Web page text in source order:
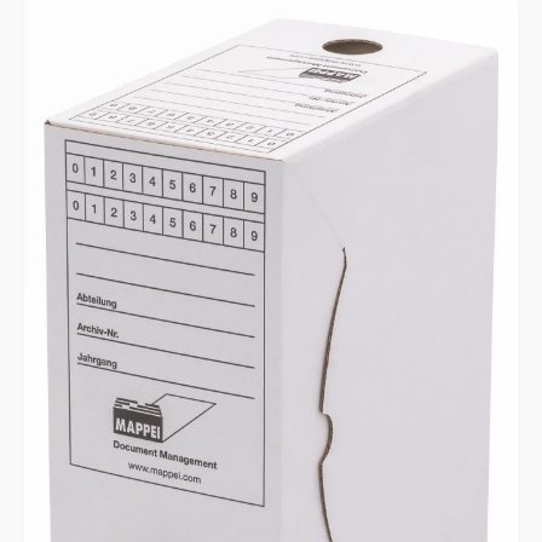
pulverbeschichtete Stahlrahmen garantiert eine hohe
Stabilität bei gleichzeitig geringem Platzbedarf von nur
390 mm Breite. Das intelligente Design bietet Stauraum
auf zwei Etagen: Während der obere Bereich mit
präzisen Einhängeschienen für unsere Ordnungsboxen
oder klassische Hängeakten ausgestattet ist, bietet der
untere Einlegeboden zusätzlichen Platz für weiteres
Archivierungsmaterial. Dank der vier stabilen Laufrollen
lässt sich der Trolley mühelos zum jeweiligen Einsatzort
manövrieren, wobei zwei feststellbare Rollen für einen
sicheren Stand am Schreibtisch sorgen. Die einfache
Selbstmontage und die großzügige Herstellergarantie
von 5 Jahren unterstreichen die hohe
Verarbeitungsqualität dieser professionellen
Organisationslösung. Material: Pulverbeschichteter
Stahlrahmen Farbe: Lichtgrau (RAL 7035) Maße: 390 x
650 x 375 mm (Breite x Höhe x Tiefe) Kapazität: Platz für
bis zu 6 Ordnungsboxen auf 2 Etagen Mobilität: 4
Laufrollen, davon 2 feststellbar Ausstattung:
Einhängeschienen oben, stabiler Einlegeboden unten
Einsatz: Desk-Sharing, Hängeakten-Aufbewahrung,
Archivierung Montage: Schnelle und leichte
Selbstmontage Garantie: 5 Jahre ab Kaufdatum